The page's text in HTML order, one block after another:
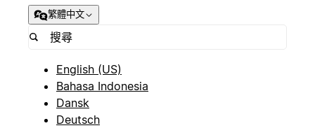
繁體中文
English (US)
Bahasa Indonesia
Dansk
Deutsch